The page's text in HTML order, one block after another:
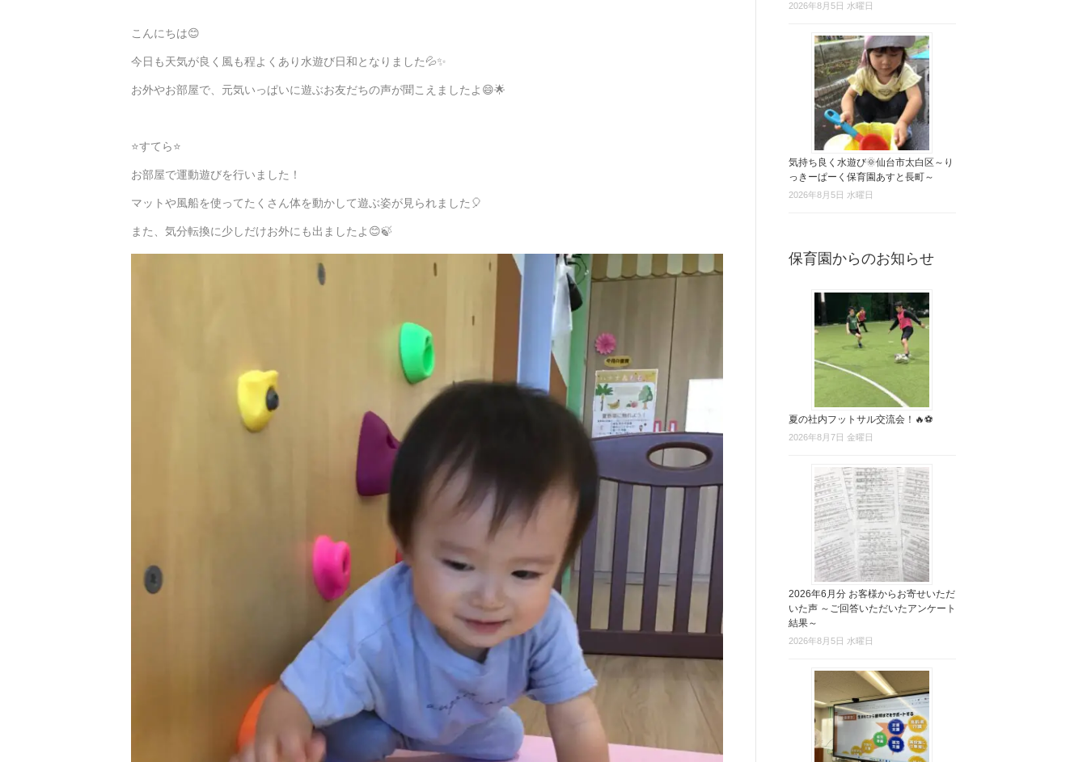
こんにちは😊
今日も天気が良く風も程よくあり水遊び日和となりました💦✨
お外やお部屋で、元気いっぱいに遊ぶお友だちの声が聞こえましたよ😄🌟
⭐すてら⭐
お部屋で運動遊びを行いました！
マットや風船を使ってたくさん体を動かして遊ぶ姿が見られました🎈
また、気分転換に少しだけお外にも出ましたよ😊🍃
2026年8月5日 水曜日
気持ち良く水遊び🌞仙台市太白区～り
っきーぱーく保育園あすと長町～
2026年8月5日 水曜日
保育園からのお知らせ
夏の社内フットサル交流会！🔥⚽
2026年8月7日 金曜日
2026年6月分 お客様からお寄せいただ
いた声 ～ご回答いただいたアンケート
結果～
2026年8月5日 水曜日